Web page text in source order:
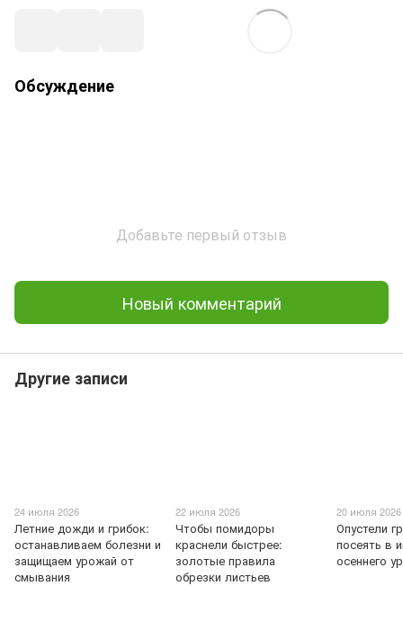
Обсуждение
Добавьте первый отзыв
Новый комментарий
Другие записи
24 июля 2026
Летние дожди и грибок:
останавливаем болезни и
защищаем урожай от
смывания
22 июля 2026
Чтобы помидоры
краснели быстрее:
золотые правила
обрезки листьев
20 июля 2026
Опустели
посеять в
осеннего